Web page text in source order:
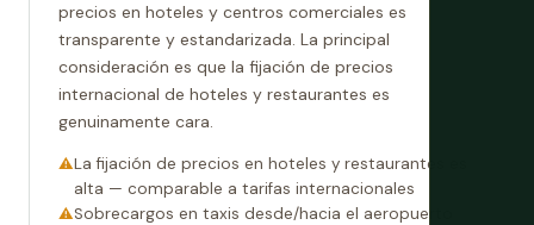
precios en hoteles y centros comerciales es
transparente y estandarizada. La principal
consideración es que la fijación de precios
internacional de hoteles y restaurantes es
genuinamente cara.
La fijación de precios en hoteles y restaurantes es
alta — comparable a tarifas internacionales
Sobrecargos en taxis desde/hacia el aeropuerto